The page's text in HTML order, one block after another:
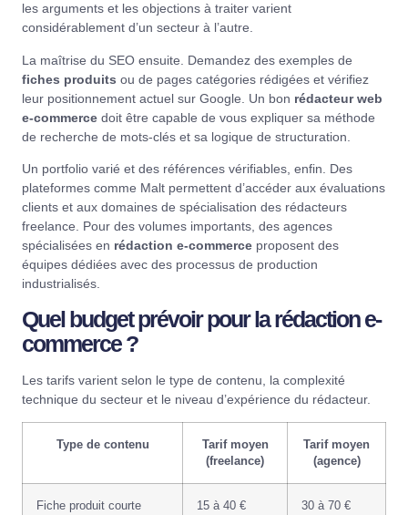
les arguments et les objections à traiter varient
considérablement d’un secteur à l’autre.
La maîtrise du SEO ensuite. Demandez des exemples de
fiches produits ou de pages catégories rédigées et vérifiez
leur positionnement actuel sur Google. Un bon rédacteur web
e-commerce doit être capable de vous expliquer sa méthode
de recherche de mots-clés et sa logique de structuration.
Un portfolio varié et des références vérifiables, enfin. Des
plateformes comme Malt permettent d’accéder aux évaluations
clients et aux domaines de spécialisation des rédacteurs
freelance. Pour des volumes importants, des agences
spécialisées en rédaction e-commerce proposent des
équipes dédiées avec des processus de production
industrialisés.
Quel budget prévoir pour la rédaction e-
commerce ?
Les tarifs varient selon le type de contenu, la complexité
technique du secteur et le niveau d’expérience du rédacteur.
Type de contenu
Tarif moyen
(freelance)
Tarif moyen
(agence)
Fiche produit courte
15 à 40 € 30 à 70 €